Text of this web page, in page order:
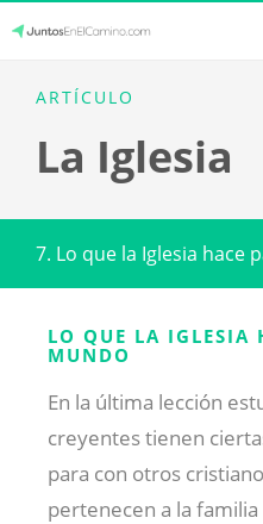
content
JuntosEnElCamino.com
ARTÍCULO
La Iglesia
7. Lo que la Iglesia hace
LO QUE LA IGLESIA
MUNDO
En la última lección
creyentes tienen
para con otros
pertenecen a la